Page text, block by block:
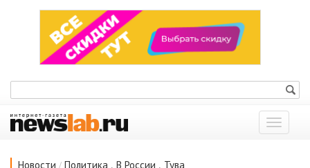
Показать
меню
Новости / Политика , В России , Тува